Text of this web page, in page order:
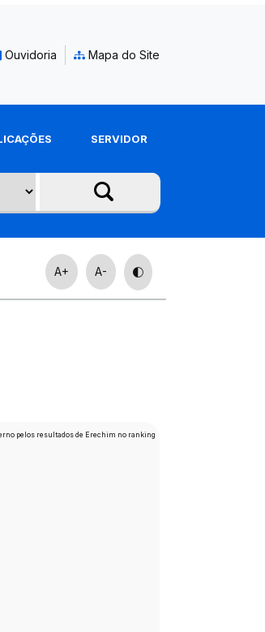
Ouvidoria Mapa do Site
SERVIDOR
A+ A-